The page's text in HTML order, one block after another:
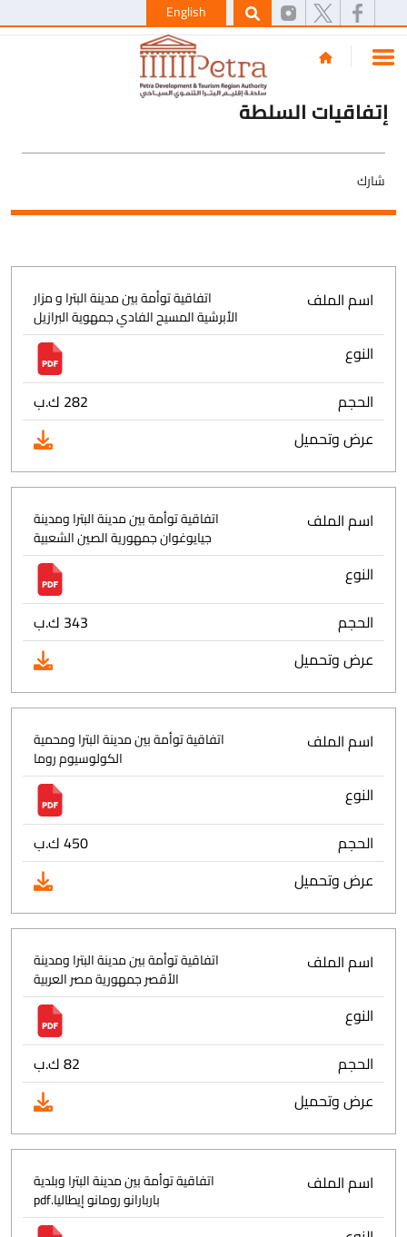
English
إتفاقيات السلطة
شارك
اسم الملف
اتفاقية توأمة بين مدينة البترا و مزار
الأبرشية المسيح الفادي جمهوية البرازيل
النوع
الحجم
282 ك.ب
عرض وتحميل
اسم الملف
اتفاقية توأمة بين مدينة البترا ومدينة
جيايوغوان جمهورية الصين الشعبية
النوع
الحجم
343 ك.ب
عرض وتحميل
اسم الملف
اتفاقية توأمة بين مدينة البترا ومحمية
الكولوسيوم روما
النوع
الحجم
450 ك.ب
عرض وتحميل
اسم الملف
اتفاقية توأمة بين مدينة البترا ومدينة
الأقصر جمهورية مصر العربية
النوع
الحجم
82 ك.ب
عرض وتحميل
اسم الملف
اتفاقية توأمة بين مدينة البترا وبلدية
باربارانو رومانو إيطاليا.pdf